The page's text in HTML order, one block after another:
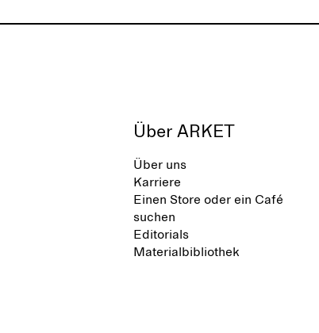
Über ARKET
Über uns
Karriere
Einen Store oder ein Café
suchen
Editorials
Materialbibliothek